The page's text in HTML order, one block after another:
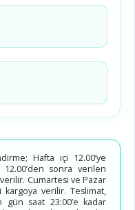
Hafta içi 12.00’ye
sonra verilen
Cumartesi ve Pazar
verilir. Teslimat,
saat 23:00’e kadar